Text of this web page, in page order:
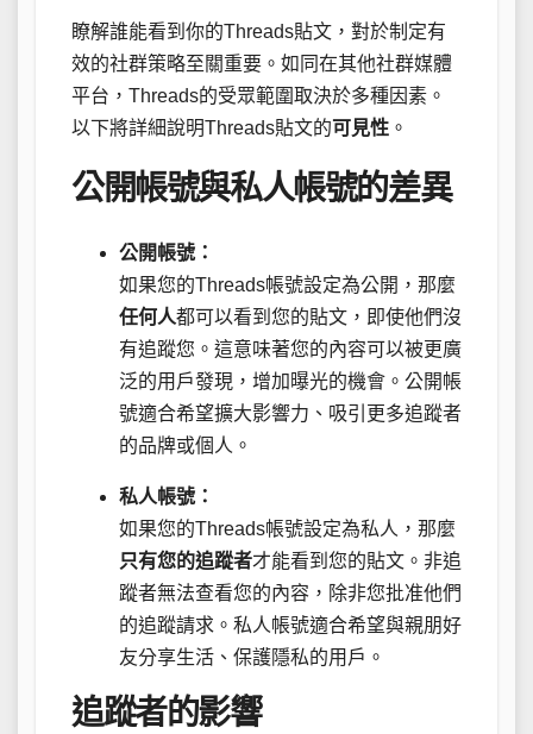
瞭解誰能看到你的Threads貼文，對於制定有
效的社群策略至關重要。如同在其他社群媒體
平台，Threads的受眾範圍取決於多種因素。
以下將詳細說明Threads貼文的可見性 。
公開帳號與私人帳號的差異
公開帳號：
如果您的Threads帳號設定為公開，那麼
任何人都可以看到您的貼文，即使他們沒
有追蹤您。這意味著您的內容可以被更廣
泛的用戶發現，增加曝光的機會。公開帳
號適合希望擴大影響力、吸引更多追蹤者
的品牌或個人。
私人帳號：
如果您的Threads帳號設定為私人，那麼
只有您的追蹤者才能看到您的貼文。非追
蹤者無法查看您的內容，除非您批准他們
的追蹤請求。私人帳號適合希望與親朋好
友分享生活、保護隱私的用戶。
追蹤者的影響